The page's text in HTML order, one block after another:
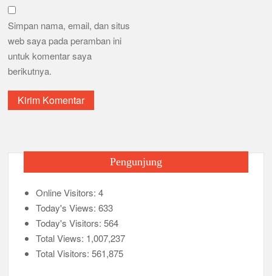
Simpan nama, email, dan situs
web saya pada peramban ini
untuk komentar saya
berikutnya.
Pengunjung
Online Visitors:4
Today's Views:633
Today's Visitors:564
Total Views: 1,007,237
Total Visitors:561,875